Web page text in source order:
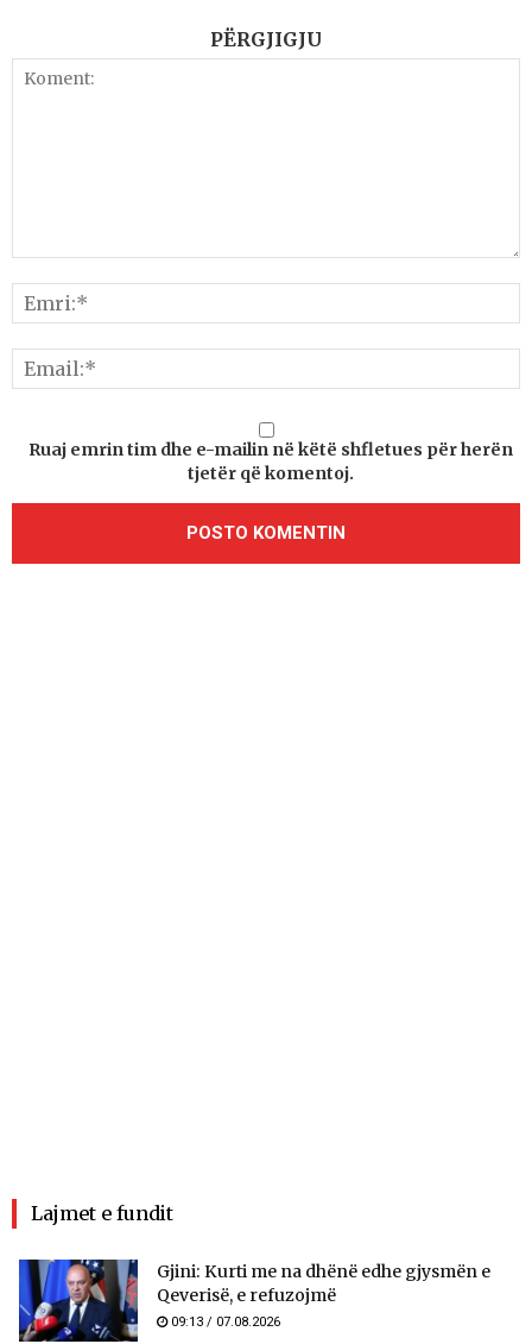
PËRGJIGJU
Ruaj emrin tim dhe e-mailin në këtë shfletues për herën
tjetër që komentoj.
Lajmet e fundit
Gjini: Kurti me na dhënë edhe gjysmën e
Qeverisë, e refuzojmë
09:13 / 07.08.2026